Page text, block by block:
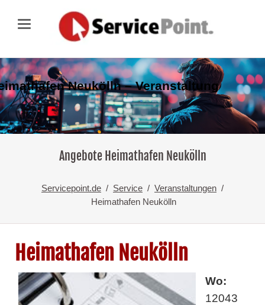
Neukölln – Veranstaltung
Angebote Heimathafen Neukölln
Servicepoint.de Service
Veranstaltungen
Heimathafen Neukölln
Heimathafen Neukölln
Wo:
12043